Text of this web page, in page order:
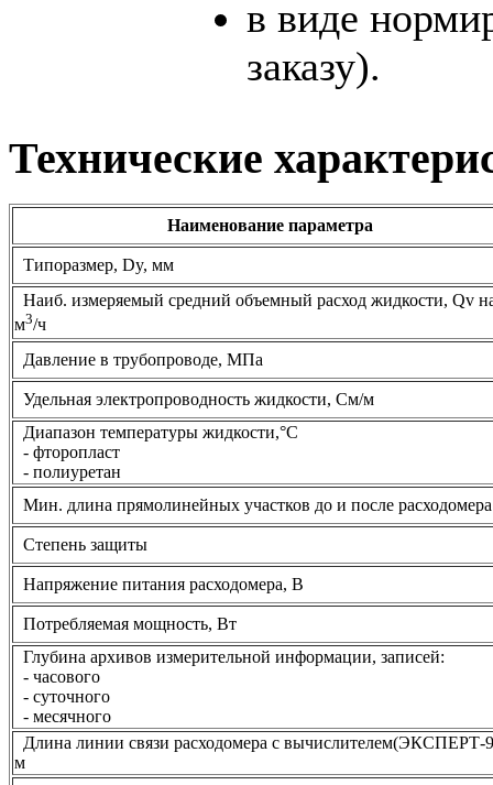
в виде
заказу).
Технические
Наименование параметра
Типоразмер, Dy, мм
Наиб. измеряемый средний объемный расход жидкости, Qv
м3/ч
Давление в трубопроводе, МПа
Удельная электропроводность жидкости, См/м
Диапазон температуры жидкости,°С
- фторопласт
- полиуретан
Мин. длина прямолинейных участков до и после расходомера
Степень защиты
Напряжение питания расходомера, В
Потребляемая мощность, Вт
Глубина архивов измерительной информации, записей:
- часового
- суточного
- месячного
Длина линии связи расходомера с вычислителем(ЭКСПЕРТ-
м